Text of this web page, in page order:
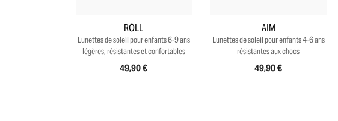
ROLL
Lunettes de soleil pour enfants 6-9 ans
légères, résistantes et confortables
49,90 €
AIM
Lunettes de soleil pour enfants 4-6 ans
résistantes aux chocs
49,90 €